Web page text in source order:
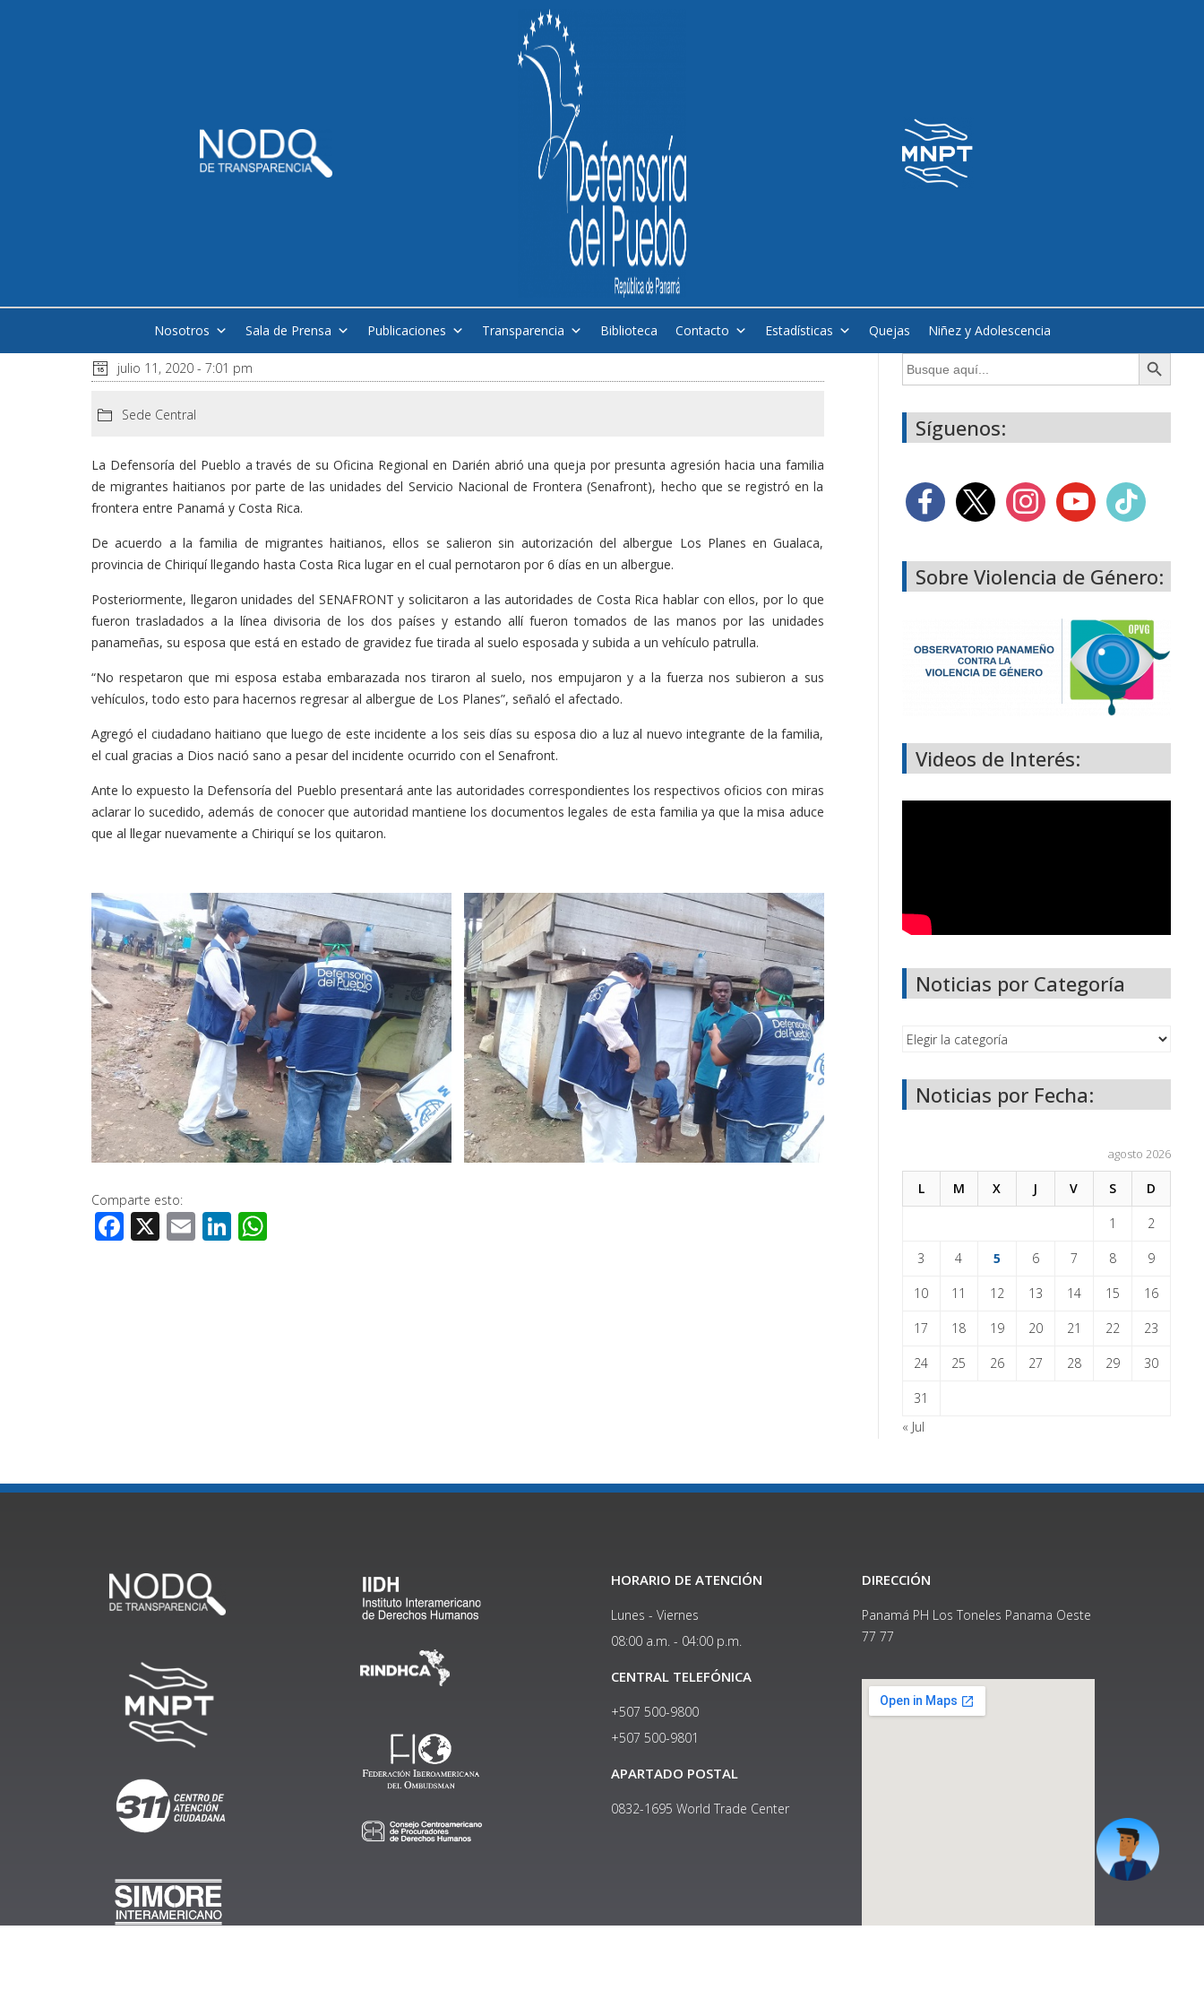
Nosotros Sala de Prensa Publicaciones Transparencia Biblioteca Contacto Estadísticas Quejas Niñez y Adolescencia
julio 11, 2020 - 7:01 pm
Sede Central
La Defensoría del Pueblo a través de su Oficina Regional en Darién abrió una queja por presunta agresión hacia una familia
de migrantes haitianos por parte de las unidades del Servicio Nacional de Frontera (Senafront), hecho que se registró en la
frontera entre Panamá y Costa Rica.
De acuerdo a la familia de migrantes haitianos, ellos se salieron sin autorización del albergue Los Planes en Gualaca,
provincia de Chiriquí llegando hasta Costa Rica lugar en el cual pernotaron por 6 días en un albergue.
Posteriormente, llegaron unidades del SENAFRONT y solicitaron a las autoridades de Costa Rica hablar con ellos, por lo que
fueron trasladados a la línea divisoria de los dos países y estando allí fueron tomados de las manos por las unidades
panameñas, su esposa que está en estado de gravidez fue tirada al suelo esposada y subida a un vehículo patrulla.
“No respetaron que mi esposa estaba embarazada nos tiraron al suelo, nos empujaron y a la fuerza nos subieron a sus
vehículos, todo esto para hacernos regresar al albergue de Los Planes”, señaló el afectado.
Agregó el ciudadano haitiano que luego de este incidente a los seis días su esposa dio a luz al nuevo integrante de la familia,
el cual gracias a Dios nació sano a pesar del incidente ocurrido con el Senafront.
Ante lo expuesto la Defensoría del Pueblo presentará ante las autoridades correspondientes los respectivos oficios con miras
aclarar lo sucedido, además de conocer que autoridad mantiene los documentos legales de esta familia ya que la misa aduce
que al llegar nuevamente a Chiriquí se los quitaron.
Comparte esto:
Facebook
X EmailLinkedIn
Buscar: Botón de búsqueda
Síguenos:
Sobre Violencia de Género:
Videos de Interés:
Noticias por Categoría
Noticias por Fecha:
agosto 2026
L M X J V S D
1 2
3 4 5 6 7 8 9
10 11 12 13 14 15 16
17 18 19 20 21 22 23
24 25 26 27 28 29 30
31
« Jul
HORARIO DE ATENCIÓN
Lunes - Viernes
08:00 a.m. - 04:00 p.m.
CENTRAL TELEFÓNICA
+507 500-9800
+507 500-9801​
APARTADO POSTAL
0832-1695 World Trade Center
DIRECCIÓN
Panamá PH Los Toneles Panama Oeste
77 77